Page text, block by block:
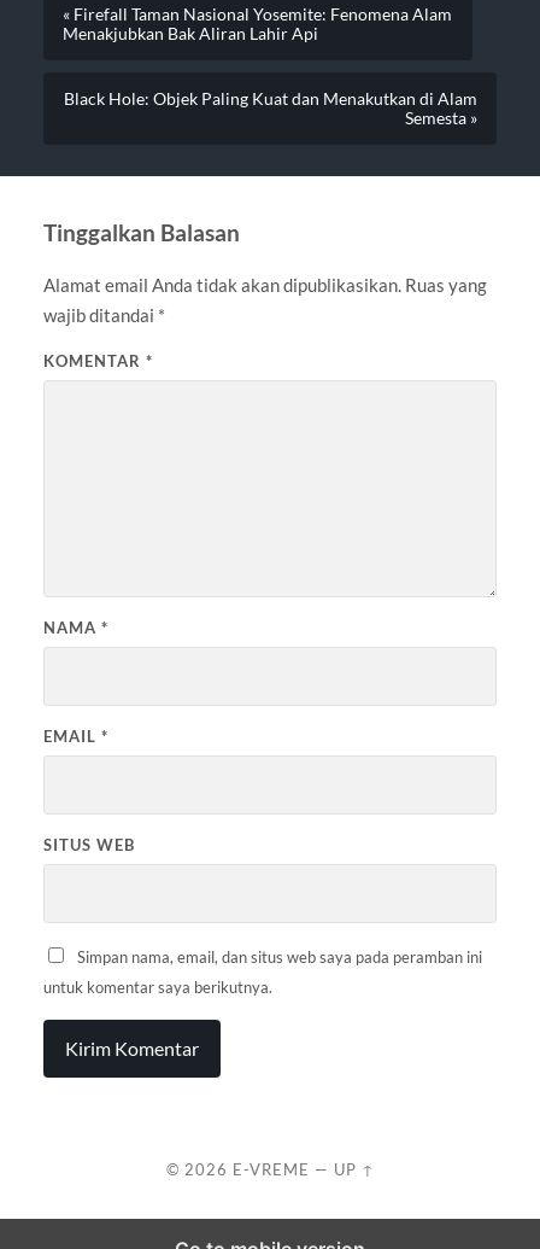
« Firefall Taman Nasional Yosemite: Fenomena Alam
Menakjubkan Bak Aliran Lahir Api
Black Hole: Objek Paling Kuat dan Menakutkan di Alam
Semesta »
Tinggalkan Balasan
Alamat email Anda tidak akan dipublikasikan. Ruas yang
wajib ditandai *
KOMENTAR *
NAMA *
EMAIL *
SITUS WEB
Simpan nama, email, dan situs web saya pada peramban ini
untuk komentar saya berikutnya.
© 2026 E-VREME — UP ↑